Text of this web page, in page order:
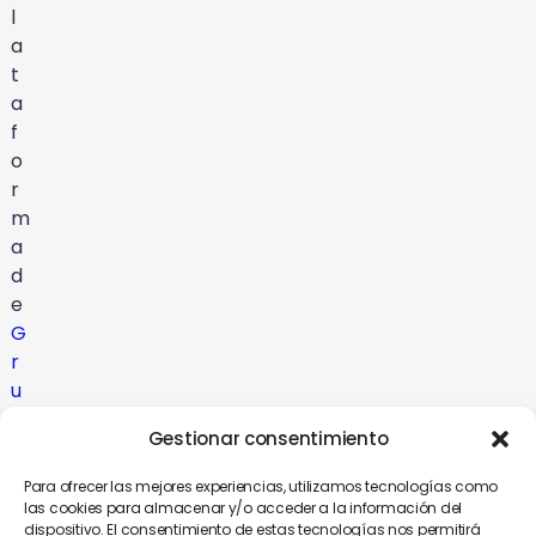
Gestionar consentimiento
Para ofrecer las mejores experiencias, utilizamos tecnologías como
las cookies para almacenar y/o acceder a la información del
dispositivo. El consentimiento de estas tecnologías nos permitirá
l
a
t
a
f
o
r
m
a
d
e
G
r
u
C